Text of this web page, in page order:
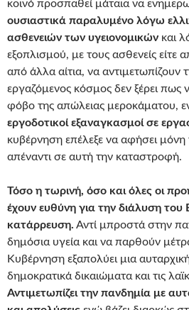
κοινό προσπαθεί μάταια να
ουσιαστικά παραλυμένο λόγω
ασθενειών των υγειονομικών και
εξοπλισμού, με τους ασθενείς είτε
από άλλα αίτια, να αντιμετωπίζουν
εργαζόμενος κόσμος δεν ξέρει πως
φόβο της απώλειας μεροκάματου,
εργοδοτικοί εξαναγκασμοί σε
κυβέρνηση επέλεξε να αφήσει μόνη
απέναντι σε αυτή την καταστροφή.
Τόσο η τωρινή, όσο και όλες οι
έχουν ευθύνη για την διάλυση του
κατάρρευση. Αντί μπροστά στην
δημόσια υγεία και να παρθούν
Κυβέρνηση εξαπολύει μια
δημοκρατικά δικαιώματα και τις
Αντιμετωπίζει την πανδημία με